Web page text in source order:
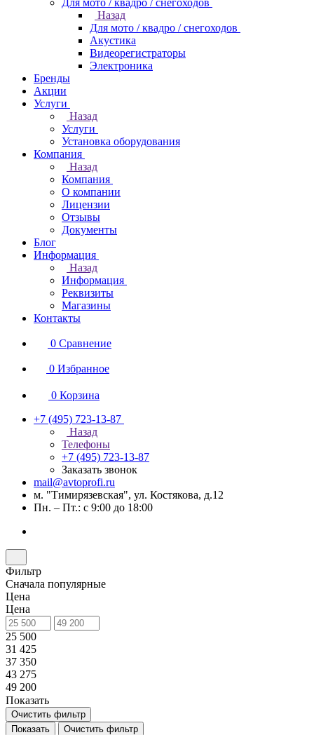
Для мото / квадро / снегоходов
Назад
Для мото / квадро / снегоходов
Акустика
Видеорегистраторы
Электроника
Бренды
Акции
Услуги
Назад
Услуги
Установка оборудования
Компания
Назад
Компания
О компании
Лицензии
Отзывы
Документы
Блог
Информация
Назад
Информация
Реквизиты
Магазины
Контакты
0 Сравнение
0 Избранное
0 Корзина
+7 (495) 723-13-87
Назад
Телефоны
+7 (495) 723-13-87
Заказать звонок
mail@avtoprofi.ru
м. "Тимирязевская", ул. Костякова, д.12
Пн. – Пт.: с 9:00 до 18:00
Фильтр
Сначала популярные
Цена
Цена
25 500
31 425
37 350
43 275
49 200
Показать
Очистить фильтр
Показать
Очистить фильтр